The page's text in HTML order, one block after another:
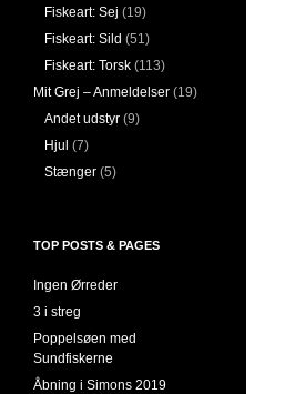
Fiskeart: Sej (19)
Fiskeart: Sild (51)
Fiskeart: Torsk (113)
Mit Grej – Anmeldelser (19)
Andet udstyr (9)
Hjul (7)
Stænger (5)
TOP POSTS & PAGES
Ingen Ørreder
3 i streg
Poppelsøen med
Sundfiskerne
Åbning i Simons 2019